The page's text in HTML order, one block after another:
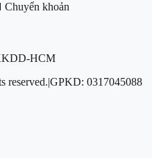
Chuyển khoản
HCM
reserved.|GPKD: 0317045088